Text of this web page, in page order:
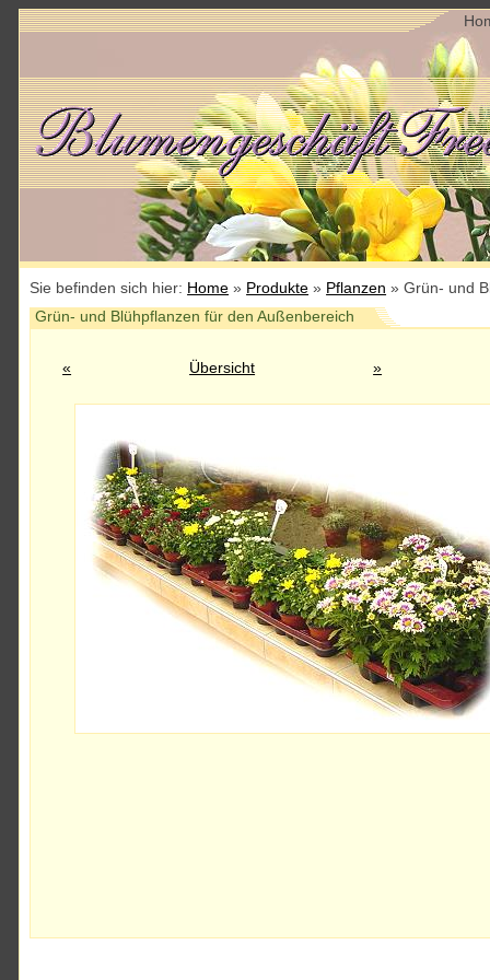
Sie befinden sich hier: Home » Produkte » Pflanzen » Grün- und
Grün- und Blühpflanzen für den Außenbereich
« Übersicht »